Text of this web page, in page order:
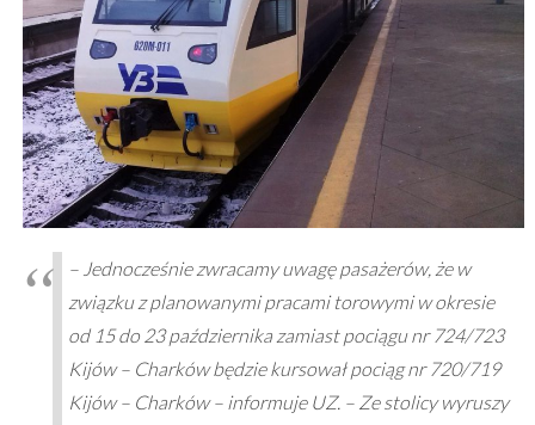
– Jednocześnie zwracamy uwagę pasażerów, że w
związku z planowanymi pracami torowymi w okresie
od 15 do 23 października zamiast pociągu nr 724/723
Kijów – Charków będzie kursował pociąg nr 720/719
Kijów – Charków – informuje UZ. – Ze stolicy wyruszy